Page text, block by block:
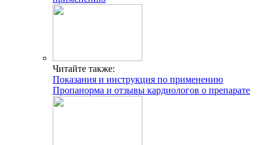
Читайте также:
Показания и инструкция по применению
Пропанорма и отзывы кардиологов о препарате